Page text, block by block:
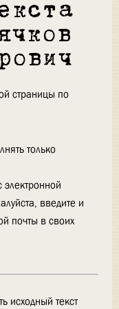
страницы по
только
введите и
почты в своих
исходный текст